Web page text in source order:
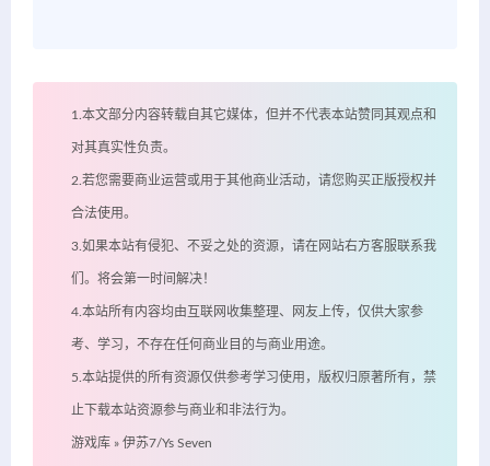
1.本文部分内容转载自其它媒体，但并不代表本站赞同其观点和
对其真实性负责。
2.若您需要商业运营或用于其他商业活动，请您购买正版授权并
合法使用。
3.如果本站有侵犯、不妥之处的资源，请在网站右方客服联系我
们。将会第一时间解决！
4.本站所有内容均由互联网收集整理、网友上传，仅供大家参
考、学习，不存在任何商业目的与商业用途。
5.本站提供的所有资源仅供参考学习使用，版权归原著所有，禁
止下载本站资源参与商业和非法行为。
游戏库 » 伊苏7/Ys Seven